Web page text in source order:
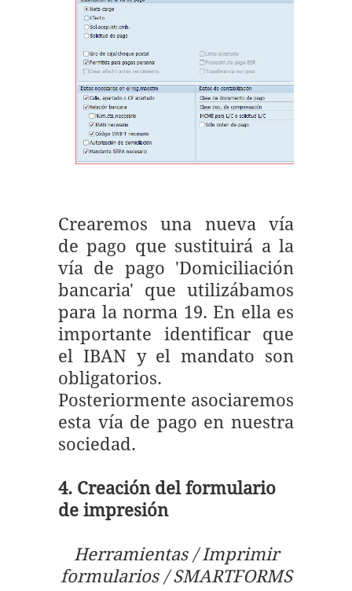
Crearemos una nueva vía
de pago que sustituirá a la
vía de pago 'Domiciliación
bancaria' que utilizábamos
para la norma 19. En ella es
importante identificar que
el IBAN y el mandato son
obligatorios.
Posteriormente asociaremos
esta vía de pago en nuestra
sociedad.
4. Creación del formulario
de impresión
Herramientas / Imprimir
formularios / SMARTFORMS